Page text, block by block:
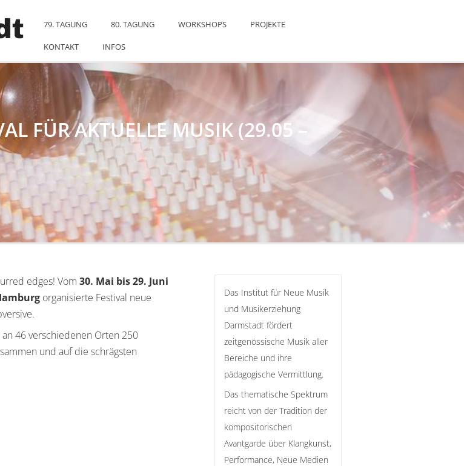
79. TAGUNG 80. TAGUNG WORKSHOPS PROJEKTE
KONTAKT INFOS
FÜR AKTUELLE MUSIK (29.05 –
edges! Vom 30. Mai bis 29. Juni
organisierte Festival neue
46 verschiedenen Orten 250
und auf die schrägsten
Das Institut für Neue Musik
und Musikerziehung
Darmstadt fördert
zeitgenössische Musik aller
Bereiche und ihre
pädagogische Vermittlung.
Das thematische Spektrum
reicht von der Tradition der
kompositorischen
Avantgarde über Klangkunst,
Performance, Neue Medien